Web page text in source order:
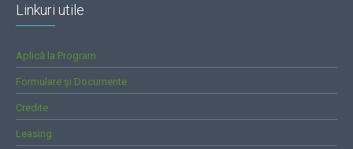
Linkuri utile
Aplică la Program
Formulare și Documente
Credite
Leasing